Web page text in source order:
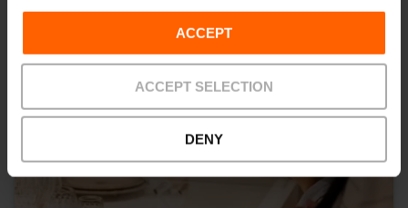
ACCEPT
ACCEPT SELECTION
DENY